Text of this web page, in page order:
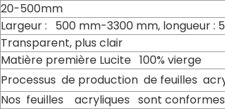
20-500mm
Largeur : 500 mm-3300 mm, longueur :
Transparent, plus clair
Matière première Lucite 100% vierge
Processus de production de feuilles
Nos feuilles acryliques sont conformes